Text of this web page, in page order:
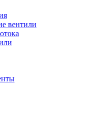
вентили